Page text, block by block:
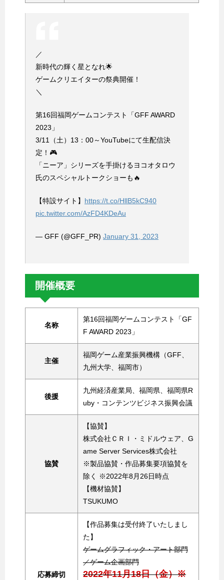
／
新時代の輝く星となれ🌟
ゲームクリエイターの祭典開催！
＼
第16回福岡ゲームコンテスト「GFF AWARD
2023」
3/11（土）13：00～YouTubeにて生配信決
定！🎮
「ニーア」シリーズを手掛けるヨコオタロウ
氏のスペシャルトークショーも🔥
【特設サイト】 https://t.co/HllB5kC940
pic.twitter.com/AzFD4KDeAu
— GFF (@GFF_PR) January 31, 2023
開催概要
名称
第16回福岡ゲームコンテスト「GF
F AWARD 2023」
主催
福岡ゲーム産業振興機構（GFF、
九州大学、福岡市）
後援
九州経済産業局、福岡県、福岡県R
uby・コンテンツビジネス振興会議
協賛
【協賛】
株式会社ＣＲＩ・ミドルウェア、G
ame Server Services株式会社
※製品協賛・作品募集要項協賛を
除く ※2022年8月26日時点
【機材協賛】
TSUKUMO
応募締切
【作品募集は受付終了いたしまし
た】
ゲームグラフィック・アート部門
／ゲーム企画部門
2022年11月18日（金）※